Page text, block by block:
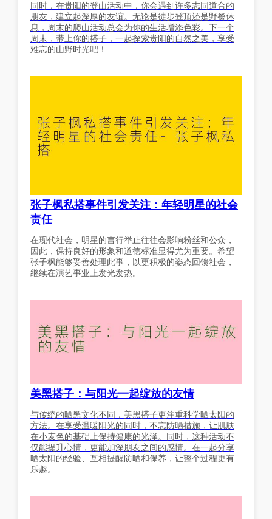
同时，在贵阳的登山活动中，你会遇到许多志同道合的
朋友，建立起深厚的友谊。无论是徒步登顶还是野餐休
息，周末的爬山活动总会为你的生活增添色彩。下一个
周末，带上你的搭子，一起探索贵阳的自然之美，享受
难忘的山野时光吧！
张子枫私搭事件引发关注：年轻明星的社会
责任
在现代社会，明星的言行举止往往会影响粉丝和公众，
因此，保持良好的形象和道德标准显得尤为重要。希望
张子枫能够妥善处理此事，以更积极的姿态回馈社会，
继续在演艺事业上发光发热。
美黑搭子：与阳光一起绽放的友情
与传统的晒黑文化不同，美黑搭子更注重科学晒太阳的
方法。在享受温暖阳光的同时，不忘防晒措施，让肌肤
在小麦色的基础上保持健康的光泽。同时，这种活动不
仅能提升心情，更能加深朋友之间的感情。在一起分享
晒太阳的经验、互相提醒防晒和保养，让整个过程更有
乐趣。